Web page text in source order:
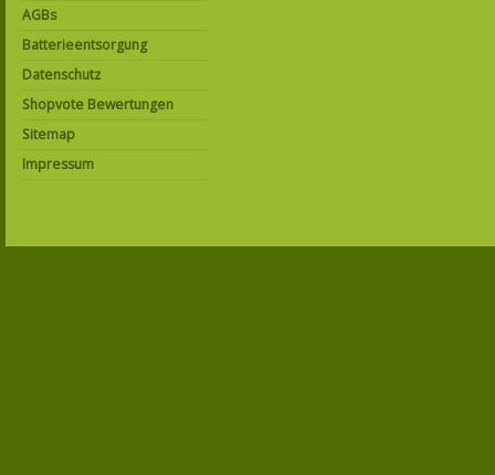
AGBs
Batterieentsorgung
Datenschutz
Shopvote Bewertungen
Sitemap
Impressum